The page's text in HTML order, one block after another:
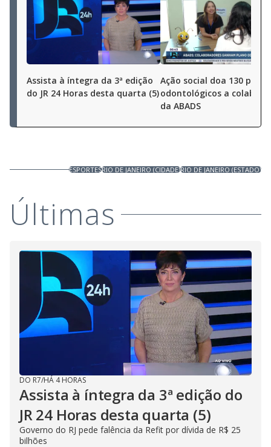
Assista à íntegra da 3ª edição
do JR 24 Horas desta quarta (5)
Ação social doa 130
odontológicos a
da ABADS
ESPORTESRIO DE JANEIRO (CIDADE)RIO DE JANEIRO (ESTADO)
Últimas
DO R7/HÁ 4 HORAS
Assista à íntegra da 3ª edição do
JR 24 Horas desta quarta (5)
Governo do RJ pede falência da Refit por dívida de R$ 25
bilhões